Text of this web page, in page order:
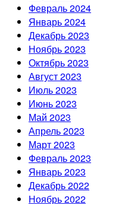
Февраль 2024
Январь 2024
Декабрь 2023
Ноябрь 2023
Октябрь 2023
Август 2023
Июль 2023
Июнь 2023
Май 2023
Апрель 2023
Март 2023
Февраль 2023
Январь 2023
Декабрь 2022
Ноябрь 2022